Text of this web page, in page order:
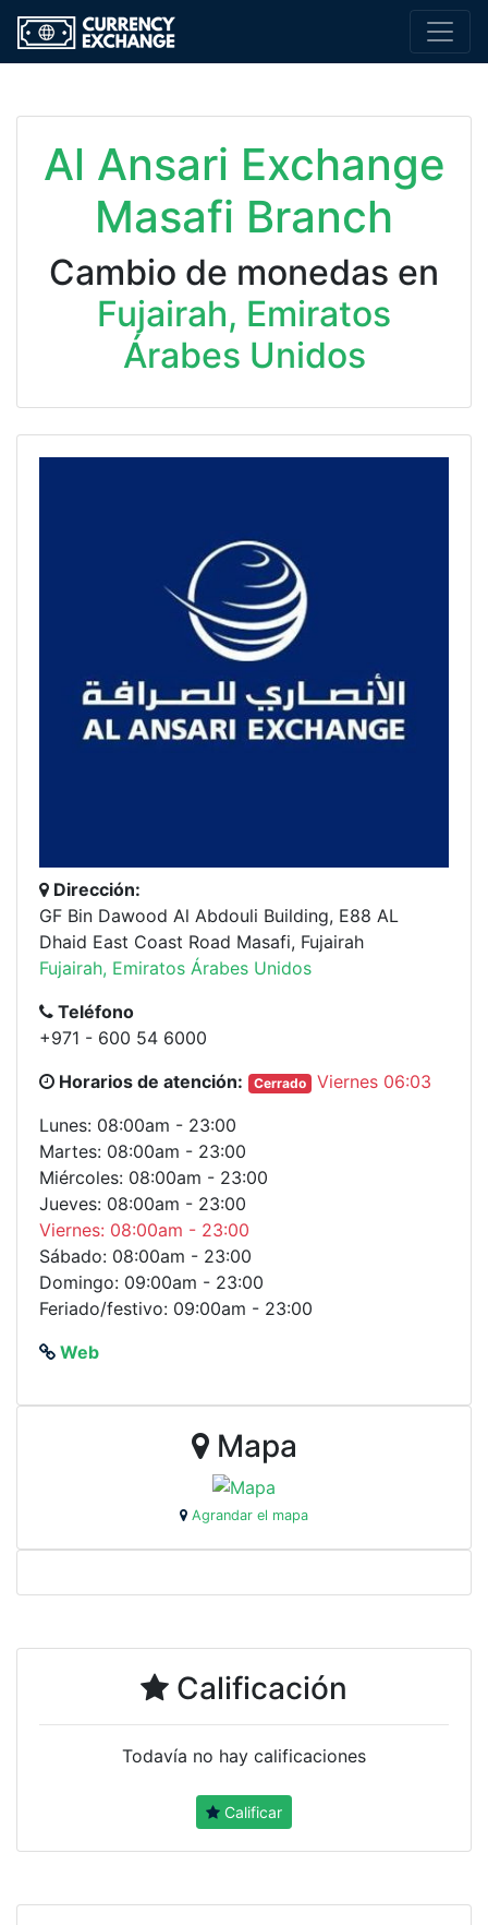
Al Ansari Exchange
Masafi Branch
Cambio de monedas en
Fujairah, Emiratos
Árabes Unidos
Dirección:
GF Bin Dawood Al Abdouli Building, E88 AL
Dhaid East Coast Road Masafi, Fujairah
Fujairah, Emiratos Árabes Unidos
Teléfono
+971 - 600 54 6000
Horarios de atención:
Cerrado
Viernes 06:03
Lunes: 08:00am - 23:00
Martes: 08:00am - 23:00
Miércoles: 08:00am - 23:00
Jueves: 08:00am - 23:00
Viernes: 08:00am - 23:00
Sábado: 08:00am - 23:00
Domingo: 09:00am - 23:00
Feriado/festivo: 09:00am - 23:00
Web
Mapa
Agrandar el mapa
Calificación
Todavía no hay calificaciones
Calificar